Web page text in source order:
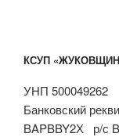
КСУП
УНП 500049262
Банковский
BAPBBY2Х р/с